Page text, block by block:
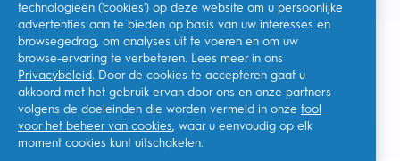
Ik geef toestemming voor het ontvangen van
gepersonaliseerde communicatie met betrekking tot
aanbiedingen, nieuws en andere promotionele initiatieven van
Oral-B en andere
P&G-merken
kan me op elk momentafmelden.
Procter & Gamble, als verwerkingsverantwoordelijke, zal uw
persoonlijke gegevens verwerken zodat u zich bij deze site kunt
registreren en de interactie kunt aangaan met de aangeboden
diensten en zodat P&G u, afhankelijk van uw toestemming,
relevante commerciële berichten kan sturen, waaronder
gepersonaliseerde advertenties in online media. Ontdek hier
technologieën ('cookies') op deze website om u persoonlijke
advertenties aan te bieden op basis van uw interesses en
browsegedrag, om analyses uit te voeren en om uw
browse-ervaring te verbeteren. Lees meer in ons
Privacybeleid. Door de cookies te accepteren gaat u
akkoord met het gebruik ervan door ons en onze partners
volgens de doeleinden die worden vermeld in onze tool
voor het beheer van cookies, waar u eenvoudig op elk
moment cookies kunt uitschakelen.